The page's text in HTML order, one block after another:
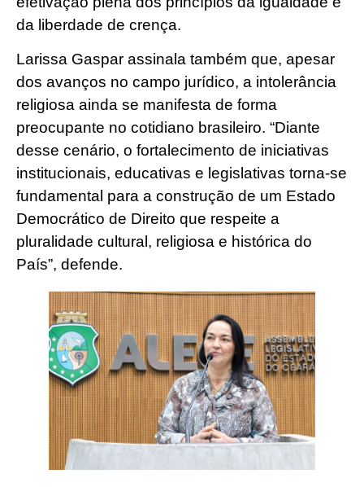
da liberdade de crença.
Larissa Gaspar assinala também que, apesar
dos avanços no campo jurídico, a intolerância
religiosa ainda se manifesta de forma
preocupante no cotidiano brasileiro. “Diante
desse cenário, o fortalecimento de iniciativas
institucionais, educativas e legislativas torna-se
fundamental para a construção de um Estado
Democrático de Direito que respeite a
pluralidade cultural, religiosa e histórica do
País”, defende.